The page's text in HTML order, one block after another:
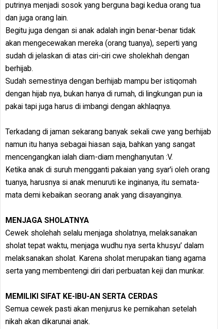
putrinya menjadi sosok yang berguna bagi kedua orang tua
dan juga orang lain.
Begitu juga dengan si anak adalah ingin benar-benar tidak
akan mengecewakan mereka (orang tuanya), seperti yang
sudah di jelaskan di atas ciri-ciri cwe sholekhah dengan
berhijab.
Sudah semestinya dengan berhijab mampu ber istiqomah
dengan hijab nya, bukan hanya di rumah, di lingkungan pun ia
pakai tapi juga harus di imbangi dengan akhlaqnya.
Terkadang di jaman sekarang banyak sekali cwe yang berhijab
namun itu hanya sebagai hiasan saja, bahkan yang sangat
mencengangkan ialah diam-diam menghanyutan :V.
Ketika anak di suruh mengganti pakaian yang syar'i oleh orang
tuanya, harusnya si anak menuruti ke inginanya, itu semata-
mata demi kebaikan seorang anak yang disayanginya.
MENJAGA SHOLATNYA
Cewek sholehah selalu menjaga sholatnya, melaksanakan
sholat tepat waktu, menjaga wudhu nya serta khusyu’ dalam
melaksanakan sholat. Karena sholat merupakan tiang agama
serta yang membentengi diri dari perbuatan keji dan munkar.
MEMILIKI SIFAT KE-IBU-AN SERTA CERDAS
Semua cewek pasti akan menjurus ke pernikahan setelah
nikah akan dikarunai anak.